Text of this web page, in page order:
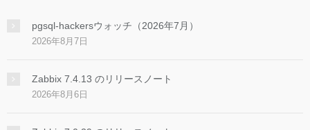
pgsql-hackersウォッチ（2026年7月）
2026年8月7日
Zabbix 7.4.13 のリリースノート
2026年8月6日